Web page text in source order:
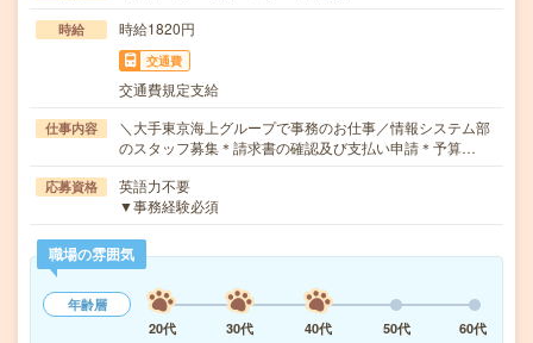
時給 時給1820円
交通費
交通費規定支給
仕事内容
＼大手東京海上グループで事務のお仕事／情報システム部
のスタッフ募集＊請求書の確認及び支払い申請＊予算…
応募資格
英語力不要
▼事務経験必須
職場の雰囲気
年齢層
20代
30代 40代 50代
60代